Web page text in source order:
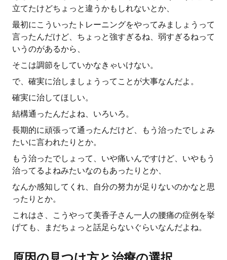
立てたけどちょっと違うかもしれないとか、
最初にこういったトレーニングをやってみましょうって
言ったんだけど、ちょっと強すぎるね、弱すぎるねって
いうのがあるから、
そこは調節をしていかなきゃいけない。
で、確実に治しましょうってことが大事なんだよ。
確実に治してほしい。
結構通ったんだよね、いろいろ。
長期的に頑張って通ったんだけど、もう治ったでしょみ
たいに言われたりとか。
もう治ったでしょって、いや痛いんですけど、いやもう
治ってるよねみたいなのもあったりとか、
なんか感知してくれ、自分の努力が足りないのかなと思
ったりとか。
これはさ、こうやって美香子さん一人の腰痛の症例を挙
げても、まだちょっと話足らないぐらいなんだよね。